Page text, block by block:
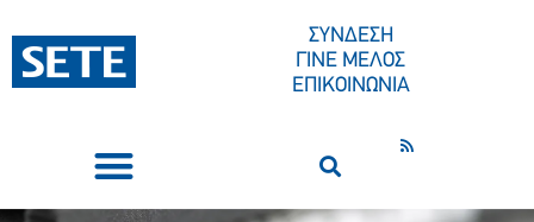
ΣΥΝΔΕΣΗ
ΓΙΝΕ ΜΕΛΟΣ
ΕΠΙΚΟΙΝΩΝΙΑ